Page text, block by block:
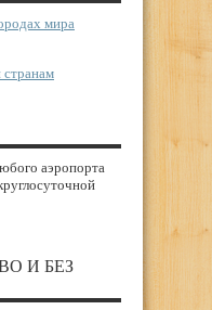
мира
странам
аэропорта
И БЕЗ